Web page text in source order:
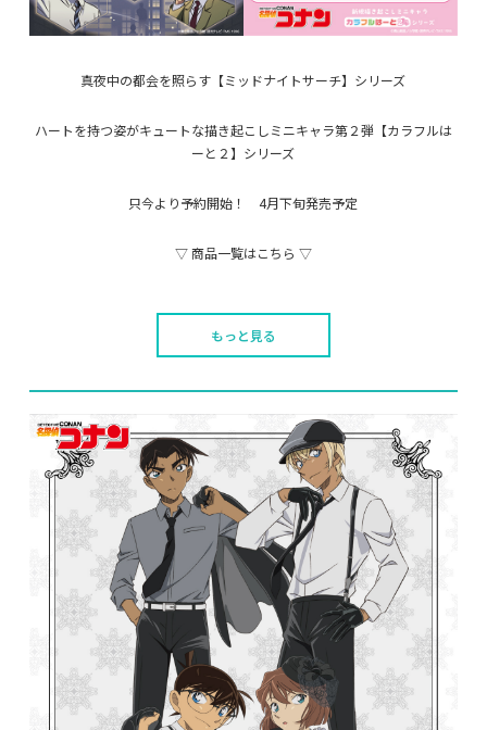
真夜中の都会を照らす【ミッドナイトサーチ】シリーズ
ハートを持つ姿がキュートな描き起こしミニキャラ第２弾【カラフルは
ーと２】シリーズ
只今より予約開始！ 4月下旬発売予定
▽ 商品一覧はこちら ▽
もっと見る